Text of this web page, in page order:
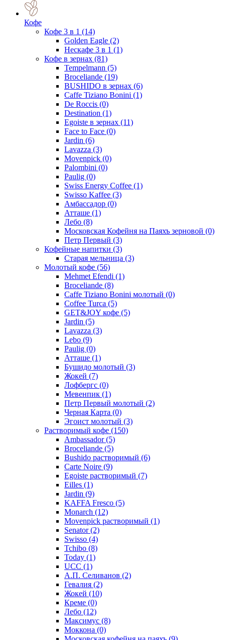
Кофе
Кофе 3 в 1 (14)
Golden Eagle (2)
Нескафе 3 в 1 (1)
Кофе в зернах (81)
Tempelmann (5)
Broceliande (19)
BUSHIDO в зернах (6)
Caffe Tiziano Bonini (1)
De Roccis (0)
Destination (1)
Egoiste в зернах (11)
Face to Face (0)
Jardin (6)
Lavazza (3)
Movenpick (0)
Palombini (0)
Paulig (0)
Swiss Energy Coffee (1)
Swisso Kaffee (3)
Амбассадор (0)
Атташе (1)
Лебо (8)
Московская Кофейня на Паяхъ зерновой (0)
Петр Первый (3)
Кофейные напитки (3)
Старая мельница (3)
Молотый кофе (56)
Mehmet Efendi (1)
Broceliande (8)
Caffe Tiziano Bonini молотый (0)
Coffee Turca (5)
GET&JOY кофе (5)
Jardin (5)
Lavazza (3)
Lebo (9)
Paulig (0)
Атташе (1)
Бушидо молотый (3)
Жокей (7)
Лофбергс (0)
Мевенпик (1)
Петр Первый молотый (2)
Черная Карта (0)
Эгоист молотый (3)
Растворимый кофе (150)
Ambassador(5)
Broceliande (5)
Bushido растворимый (6)
Carte Noire (9)
Egoiste растворимый (7)
Eilles (1)
Jardin (9)
KAFFA Fresco (5)
Monarch (12)
Movenpick растворимый (1)
Senator(2)
Swisso (4)
Tchibo (8)
Today (1)
UCC (1)
А.П. Селиванов (2)
Гевалия (2)
Жокей (10)
Креме (0)
Лебо (12)
Максимус (8)
Моккона (0)